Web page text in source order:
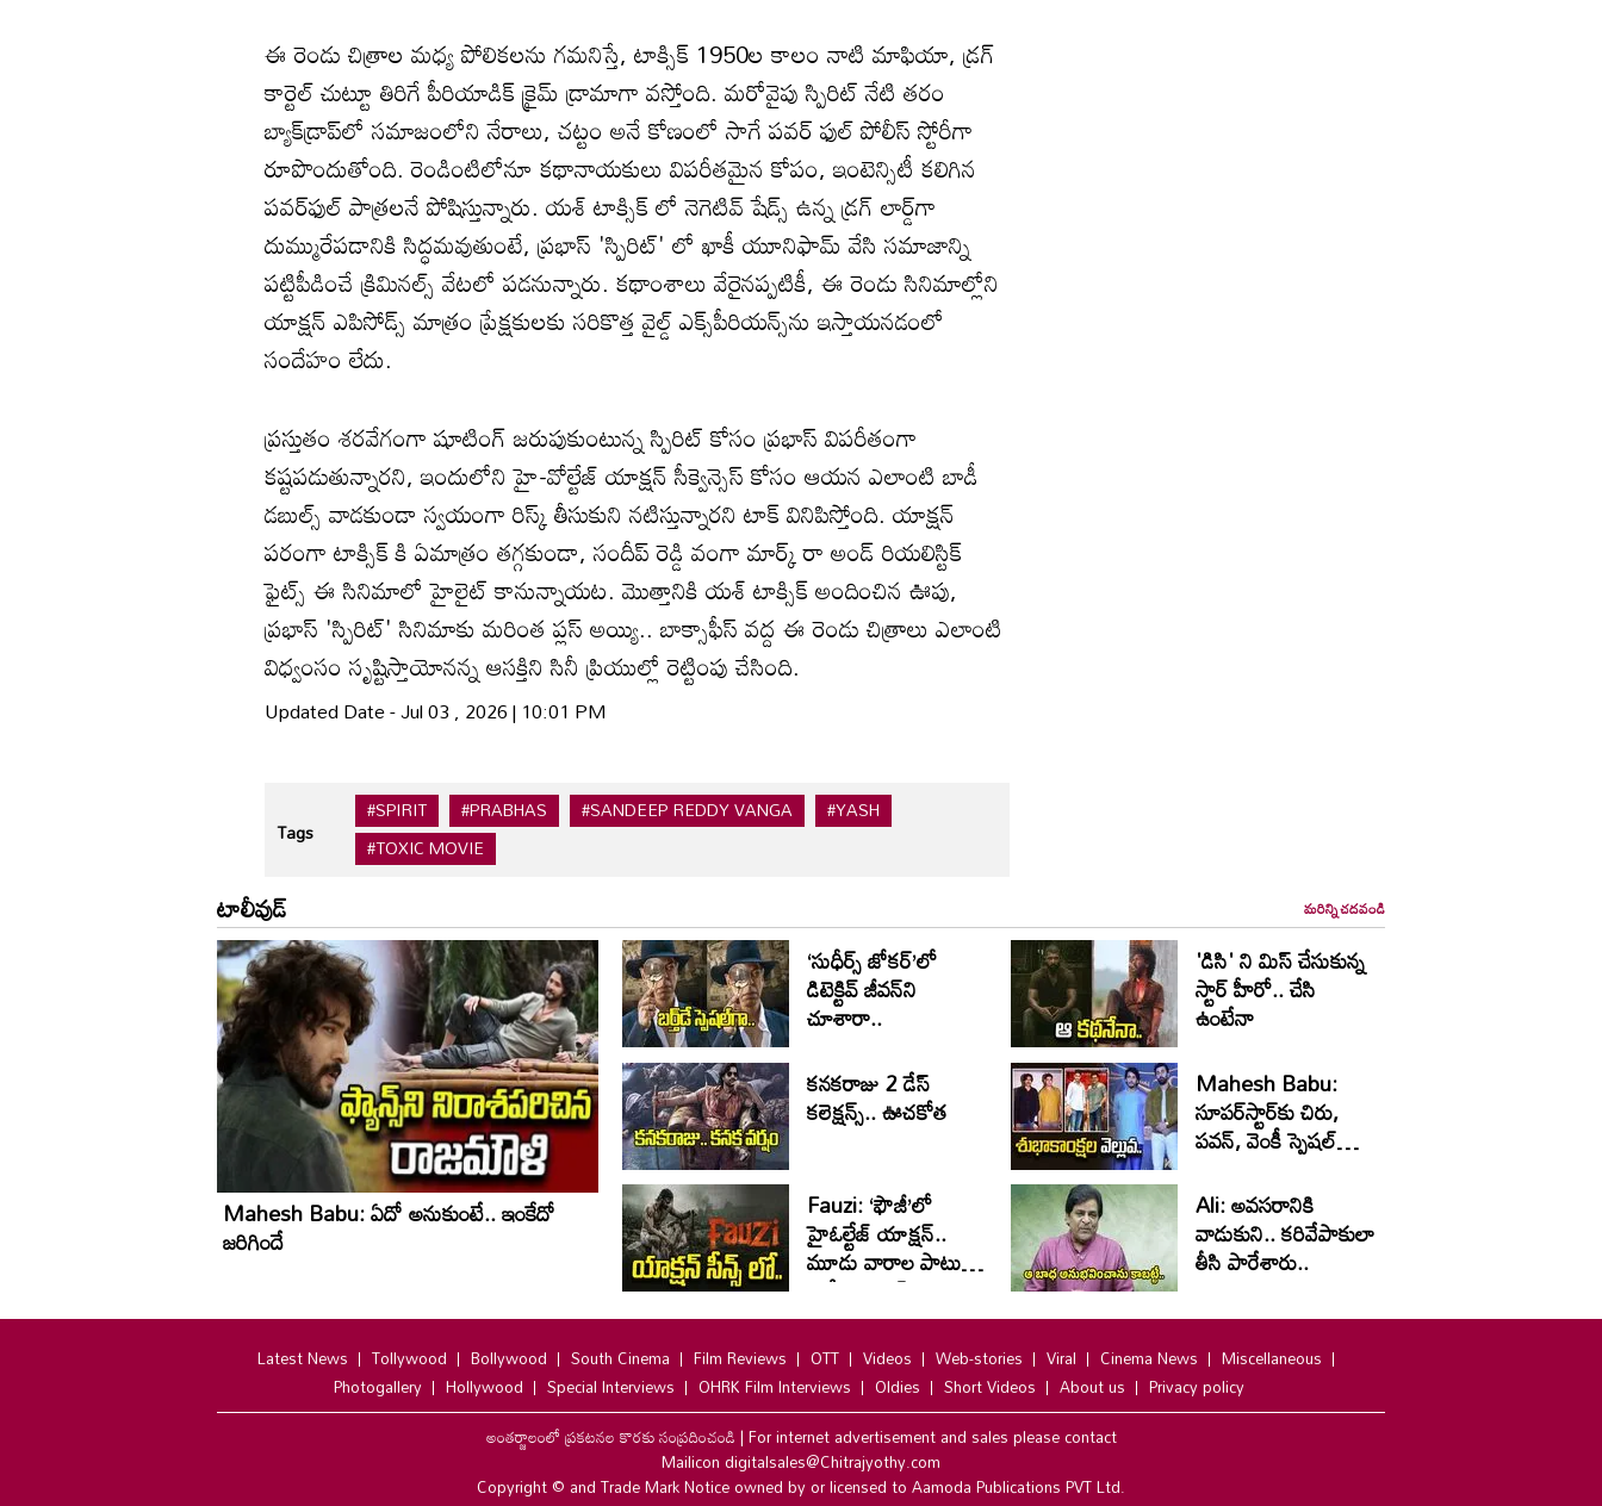
ఈ రెండు చిత్రాల మధ్య పోలికలను గమనిస్తే, టాక్సిక్ 1950ల కాలం నాటి మాఫియా, డ్రగ్
కార్టెల్ చుట్టూ తిరిగే పీరియాడిక్ క్రైమ్ డ్రామాగా వస్తోంది. మరోవైపు స్పిరిట్ నేటి తరం
బ్యాక్‌డ్రాప్‌లో సమాజంలోని నేరాలు, చట్టం అనే కోణంలో సాగే పవర్ ఫుల్ పోలీస్ స్టోరీగా
రూపొందుతోంది. రెండింటిలోనూ కథానాయకులు విపరీతమైన కోపం, ఇంటెన్సిటీ కలిగిన
పవర్‌ఫుల్ పాత్రలనే పోషిస్తున్నారు. యశ్ టాక్సిక్ లో నెగెటివ్ షేడ్స్ ఉన్న డ్రగ్ లార్డ్‌గా
దుమ్మురేపడానికి సిద్ధమవుతుంటే, ప్రభాస్ 'స్పిరిట్' లో ఖాకీ యూనిఫామ్ వేసి సమాజాన్ని
పట్టిపీడించే క్రిమినల్స్ వేటలో పడనున్నారు. కథాంశాలు వేరైనప్పటికీ, ఈ రెండు సినిమాల్లోని
యాక్షన్ ఎపిసోడ్స్ మాత్రం ప్రేక్షకులకు సరికొత్త వైల్డ్ ఎక్స్‌పీరియన్స్‌ను ఇస్తాయనడంలో
సందేహం లేదు.
ప్రస్తుతం శరవేగంగా షూటింగ్ జరుపుకుంటున్న స్పిరిట్ కోసం ప్రభాస్ విపరీతంగా
కష్టపడుతున్నారని, ఇందులోని హై-వోల్టేజ్ యాక్షన్ సీక్వెన్సెస్ కోసం ఆయన ఎలాంటి బాడీ
డబుల్స్ వాడకుండా స్వయంగా రిస్క్ తీసుకుని నటిస్తున్నారని టాక్ వినిపిస్తోంది. యాక్షన్
పరంగా టాక్సిక్ కి ఏమాత్రం తగ్గకుండా, సందీప్ రెడ్డి వంగా మార్క్ రా అండ్ రియలిస్టిక్
ఫైట్స్ ఈ సినిమాలో హైలైట్ కానున్నాయట. మొత్తానికి యశ్ టాక్సిక్ అందించిన ఊపు,
ప్రభాస్ 'స్పిరిట్' సినిమాకు మరింత ప్లస్ అయ్యి.. బాక్సాఫీస్ వద్ద ఈ రెండు చిత్రాలు ఎలాంటి
విధ్వంసం సృష్టిస్తాయోనన్న ఆసక్తిని సినీ ప్రియుల్లో రెట్టింపు చేసింది.
Updated Date - Jul 03 , 2026 | 10:01 PM
Tags
#SPIRIT #PRABHAS #SANDEEP REDDY VANGA
#YASH
#TOXIC MOVIE
టాలీవుడ్ మరిన్ని చదవండి
Mahesh Babu: ఏదో అనుకుంటే.. ఇంకేదో
జరిగిందే
‘సుధీర్స్ జోకర్’లో
డిటెక్టివ్ జీవన్‌ని
చూశారా..
'డిసి' ని మిస్ చేసుకున్న
స్టార్ హీరో.. చేసి
ఉంటేనా
కనకరాజు 2 డేస్
కలెక్షన్స్.. ఊచకోత
Mahesh Babu:
సూపర్‌స్టార్‌కు చిరు,
పవన్‌, వెంకీ స్పెషల్‌
Fauzi: ‘ఫౌజీ’లో
హైఓల్టేజ్‌ యాక్షన్‌..
మూడు వారాల పాటు
భారీ షెడ్యూల్‌
Ali: అవసరానికి
వాడుకుని.. కరివేపాకులా
తీసి పారేశారు..
Latest News Tollywood Bollywood South Cinema Film Reviews OTT Videos Web-stories Viral Cinema News
Miscellaneous
Photogallery
Hollywood Special Interviews OHRK Film Interviews Oldies Short Videos About us
Privacy policy
అంతర్జాలంలో ప్రకటనల కొరకు సంప్రదించండి|For internet advertisement and sales please contact
Mailicon digitalsales@Chitrajyothy.com
Copyright © and Trade Mark Notice owned by or licensed to Aamoda Publications PVT Ltd.